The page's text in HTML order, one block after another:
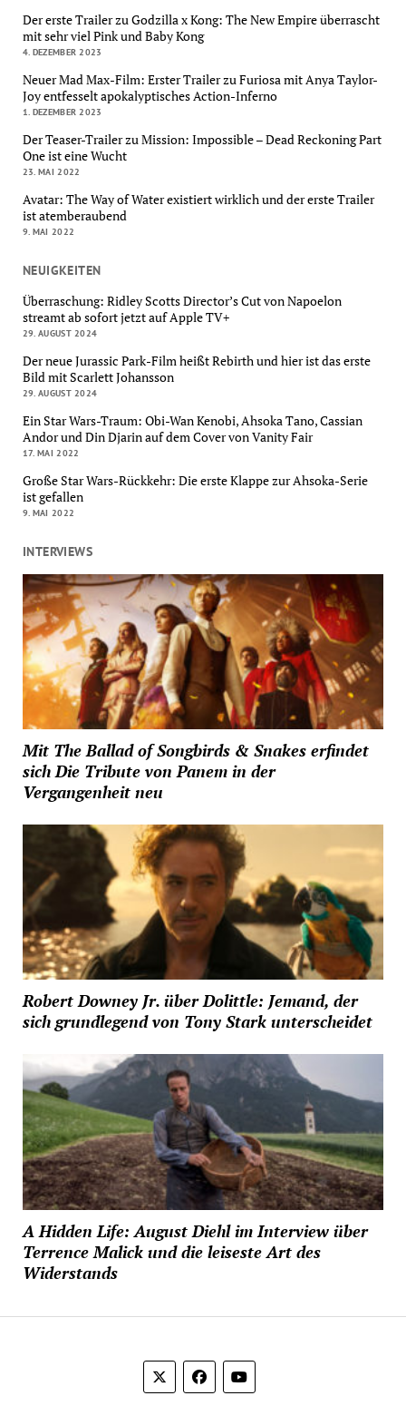
Der erste Trailer zu Godzilla x Kong: The New Empire überrascht
mit sehr viel Pink und Baby Kong
4. DEZEMBER 2023
Neuer Mad Max-Film: Erster Trailer zu Furiosa mit Anya Taylor-
Joy entfesselt apokalyptisches Action-Inferno
1. DEZEMBER 2023
Der Teaser-Trailer zu Mission: Impossible – Dead Reckoning Part
One ist eine Wucht
23. MAI 2022
Avatar: The Way of Water existiert wirklich und der erste Trailer
ist atemberaubend
9. MAI 2022
NEUIGKEITEN
Überraschung: Ridley Scotts Director’s Cut von Napoelon
streamt ab sofort jetzt auf Apple TV+
29. AUGUST 2024
Der neue Jurassic Park-Film heißt Rebirth und hier ist das erste
Bild mit Scarlett Johansson
29. AUGUST 2024
Ein Star Wars-Traum: Obi-Wan Kenobi, Ahsoka Tano, Cassian
Andor und Din Djarin auf dem Cover von Vanity Fair
17. MAI 2022
Große Star Wars-Rückkehr: Die erste Klappe zur Ahsoka-Serie
ist gefallen
9. MAI 2022
INTERVIEWS
Mit The Ballad of Songbirds & Snakes erfindet
sich Die Tribute von Panem in der
Vergangenheit neu
Robert Downey Jr. über Dolittle: Jemand, der
sich grundlegend von Tony Stark unterscheidet
A Hidden Life: August Diehl im Interview über
Terrence Malick und die leiseste Art des
Widerstands